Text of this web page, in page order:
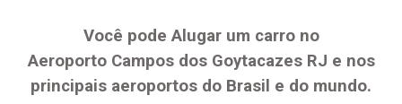
Você pode Alugar um carro no
Aeroporto Campos dos Goytacazes RJ e nos
principais aeroportos do Brasil e do mundo.